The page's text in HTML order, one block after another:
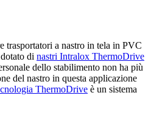
trasportatori a nastro in tela in PVC
di nastri Intralox ThermoDrive
dello stabilimento non ha più
del nastro in questa applicazione
ThermoDrive è un sistema